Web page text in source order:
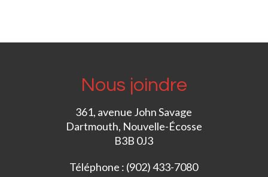
Nous joindre
361, avenue John Savage
Dartmouth, Nouvelle-Écosse
B3B 0J3
Téléphone : (902) 433-7080